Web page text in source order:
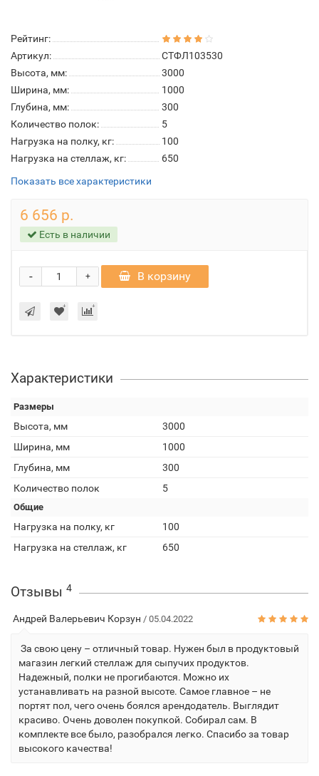
Рейтинг:
Артикул:
СТФЛ103530
Высота, мм:
3000
Ширина, мм:
1000
Глубина, мм:
300
Количество полок:
5
Нагрузка на полку, кг:
100
Нагрузка на стеллаж, кг:
650
Показать все характеристики
6 656 р.
Есть в наличии
+
- В корзину
Характеристики
Размеры
Высота, мм
3000
Ширина, мм
1000
Глубина, мм
300
Количество полок
5
Общие
Нагрузка на полку, кг
100
Нагрузка на стеллаж, кг
650
Отзывы 4
Андрей Валерьевич Корзун / 05.04.2022
За свою цену – отличный товар. Нужен был в продуктовый
магазин легкий стеллаж для сыпучих продуктов.
Надежный, полки не прогибаются. Можно их
устанавливать на разной высоте. Самое главное – не
портят пол, чего очень боялся арендодатель. Выглядит
красиво. Очень доволен покупкой. Собирал сам. В
комплекте все было, разобрался легко. Спасибо за товар
высокого качества!